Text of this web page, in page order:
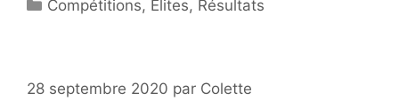
Compétitions, Elites, Résultats
28 septembre 2020 par Colette